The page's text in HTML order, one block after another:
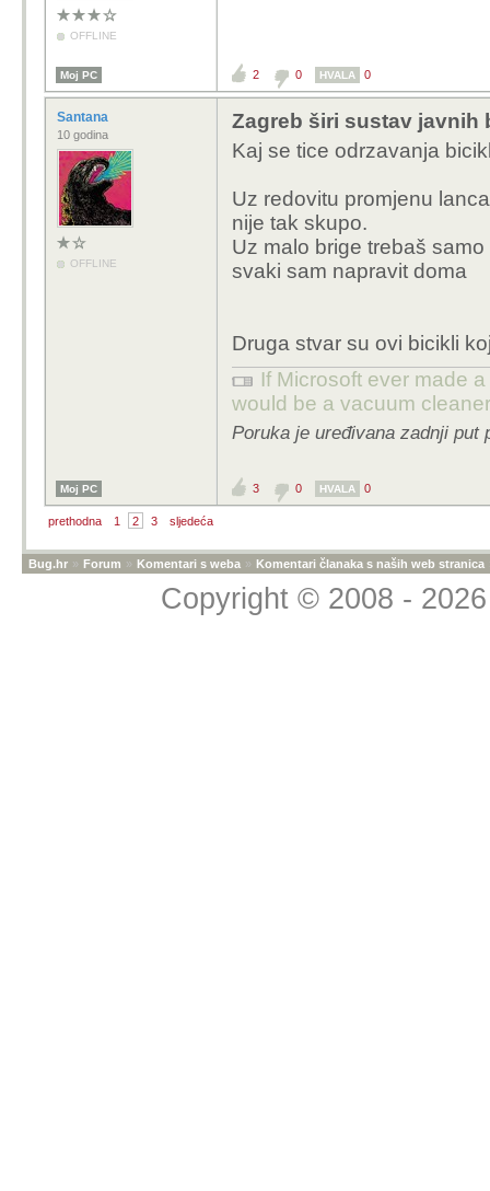
OFFLINE
Moj PC 2 0 HVALA 0
Santana
10 godina
OFFLINE
Zagreb širi sustav javnih
Kaj se tice odrzavanja
Uz redovitu promjenu
nije tak skupo.
Uz malo brige trebaš
svaki sam napravit doma
Druga stvar su ovi bicikli
If Microsoft ever made
would be a vacuum
Poruka je uređivana zadnji put
Moj PC 3 0 HVALA 0
prethodna 1 2 3 sljedeća
Bug.hr » Forum » Komentari s weba » Komentari članaka s naših web stranica
Copyright © 2008 -